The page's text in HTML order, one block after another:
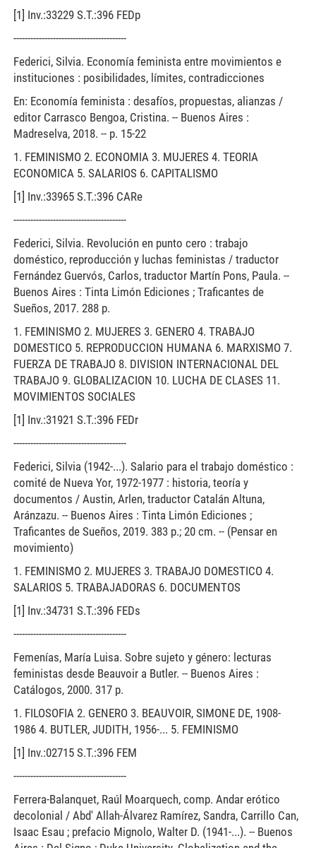
[1] Inv.:33229 S.T.:396 FEDp
----------------------------------------
Federici, Silvia. Economía feminista entre movimientos e
instituciones : posibilidades, límites, contradicciones
En: Economía feminista : desafíos, propuestas, alianzas /
editor Carrasco Bengoa, Cristina. -- Buenos Aires :
Madreselva, 2018. -- p. 15-22
1. FEMINISMO 2. ECONOMIA 3. MUJERES 4. TEORIA
ECONOMICA 5. SALARIOS 6. CAPITALISMO
[1] Inv.:33965 S.T.:396 CARe
----------------------------------------
Federici, Silvia. Revolución en punto cero : trabajo
doméstico, reproducción y luchas feministas / traductor
Fernández Guervós, Carlos, traductor Martín Pons, Paula. --
Buenos Aires : Tinta Limón Ediciones ; Traficantes de
Sueños, 2017. 288 p.
1. FEMINISMO 2. MUJERES 3. GENERO 4. TRABAJO
DOMESTICO 5. REPRODUCCION HUMANA 6. MARXISMO 7.
FUERZA DE TRABAJO 8. DIVISION INTERNACIONAL DEL
TRABAJO 9. GLOBALIZACION 10. LUCHA DE CLASES 11.
MOVIMIENTOS SOCIALES
[1] Inv.:31921 S.T.:396 FEDr
----------------------------------------
Federici, Silvia (1942-...). Salario para el trabajo doméstico :
comité de Nueva Yor, 1972-1977 : historia, teoría y
documentos / Austin, Arlen, traductor Catalán Altuna,
Aránzazu. -- Buenos Aires : Tinta Limón Ediciones ;
Traficantes de Sueños, 2019. 383 p.; 20 cm. -- (Pensar en
movimiento)
1. FEMINISMO 2. MUJERES 3. TRABAJO DOMESTICO 4.
SALARIOS 5. TRABAJADORAS 6. DOCUMENTOS
[1] Inv.:34731 S.T.:396 FEDs
----------------------------------------
Femenías, María Luisa. Sobre sujeto y género: lecturas
feministas desde Beauvoir a Butler. -- Buenos Aires :
Catálogos, 2000. 317 p.
1. FILOSOFIA 2. GENERO 3. BEAUVOIR, SIMONE DE, 1908-
1986 4. BUTLER, JUDITH, 1956-... 5. FEMINISMO
[1] Inv.:02715 S.T.:396 FEM
----------------------------------------
Ferrera-Balanquet, Raúl Moarquech, comp. Andar erótico
decolonial / Abd' Allah-Álvarez Ramírez, Sandra, Carrillo Can,
Isaac Esau ; prefacio Mignolo, Walter D. (1941-...). -- Buenos